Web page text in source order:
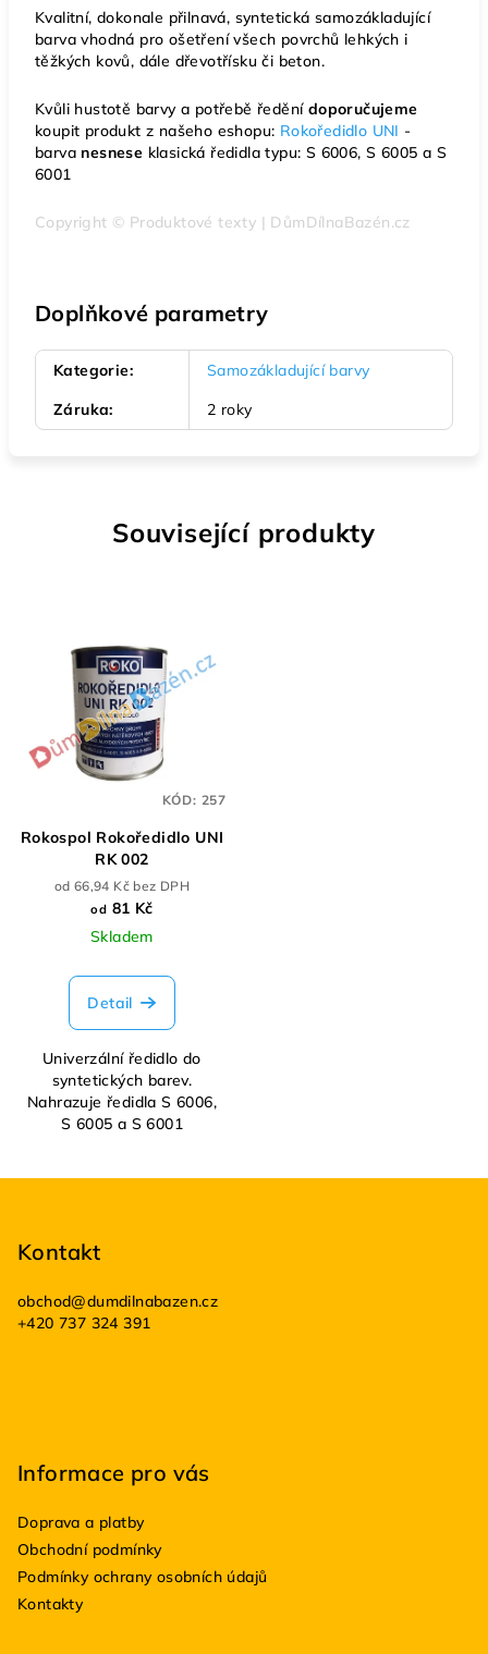
Kvalitní, dokonale přilnavá, syntetická samozákladující
barva vhodná pro ošetření všech povrchů lehkých i
těžkých kovů, dále dřevotřísku či beton.
Kvůli hustotě barvy a potřebě ředění doporučujeme
koupit produkt z našeho eshopu: Rokoředidlo UNI -
barvanesnese klasická ředidla typu: S 6006, S 6005 a S
6001
Copyright © Produktové texty | DůmDílnaBazén.cz
Doplňkové parametry
Kategorie:
Samozákladující barvy
Záruka: 2 roky
Související produkty
Rokospol Rokoředidlo UNI
RK 002
od 66,94 Kč bez DPH
od 81 Kč
Skladem
Detail
Univerzální ředidlo do
syntetických barev.
Nahrazuje ředidla S 6006,
S 6005 a S 6001
KÓD: 257
Kontakt
obchod@dumdilnabazen.cz
+420 737 324 391
Informace pro vás
Doprava a platby
Obchodní podmínky
Podmínky ochrany osobních údajů
Kontakty